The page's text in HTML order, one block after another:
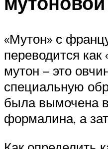
«Мутон» с
переводится как
мутон – это
специальную
была вымочена
формалина, а